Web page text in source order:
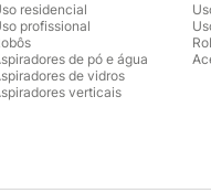
residencial
profissional
de pó e água
de vidros
verticais